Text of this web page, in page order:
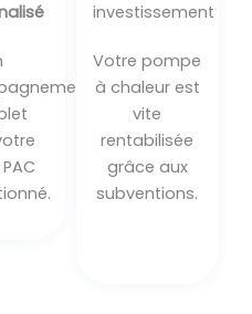
investissement
Votre pompe
à chaleur est
vite
rentabilisée
grâce aux
subventions.